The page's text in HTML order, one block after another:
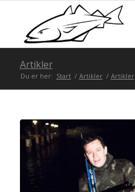
Artikler
Du er her: Start / Artikler / Artikler